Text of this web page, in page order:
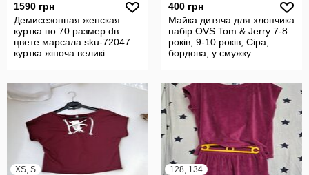
1590 грн
Демисезонная женская
куртка по 70 размер dв
цвете марсала sku-72047
куртка жіноча великі
400 грн
Майка дитяча для хлопчика
набір OVS Tom & Jerry 7-8
років, 9-10 років, Сіра,
бордова, у смужку
XS, S 128, 134